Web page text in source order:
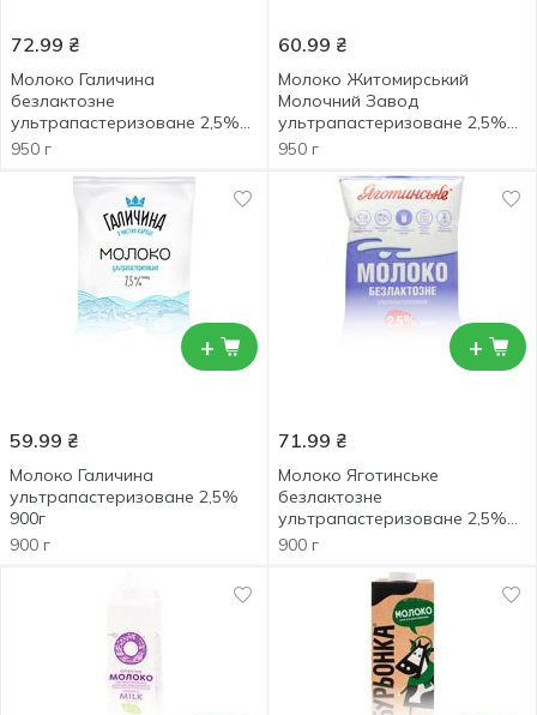
72.99 ₴
Молоко Галичина
безлактозне
ультрапастеризоване 2,5%
950г
950 г
60.99 ₴
Молоко Житомирський
Молочний Завод
ультрапастеризоване 2,5%
950г
950 г
+
59.99 ₴
Молоко Галичина
ультрапастеризоване 2,5%
900г
900 г
+
71.99 ₴
Молоко Яготинське
безлактозне
ультрапастеризоване 2,5%
900г
900 г